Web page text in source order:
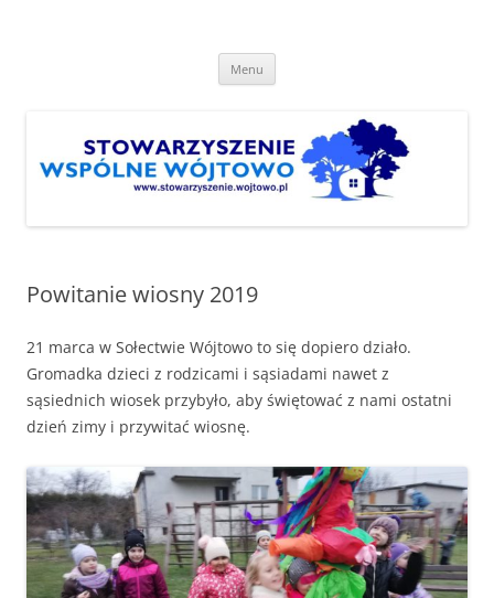
Wójtowo"
Menu
Powitanie wiosny 2019
21 marca w Sołectwie Wójtowo to się dopiero działo.
Gromadka dzieci z rodzicami i sąsiadami nawet z
sąsiednich wiosek przybyło, aby świętować z nami ostatni
dzień zimy i przywitać wiosnę.